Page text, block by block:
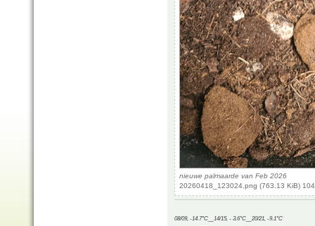
nieuwe palmaarde van Feb 2026
20260418_123024.png (763.13 KiB)
08/09, -14.7°C__14/15, - 3.6°C__20/21, -9.1°C